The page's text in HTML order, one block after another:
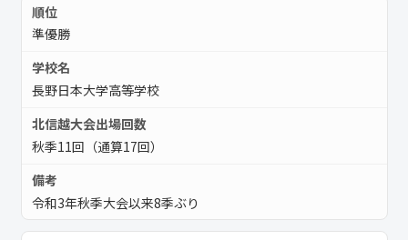
準優勝
長野日本大学高等学校
秋季11回（通算17回）
令和3年秋季大会以来8季ぶり